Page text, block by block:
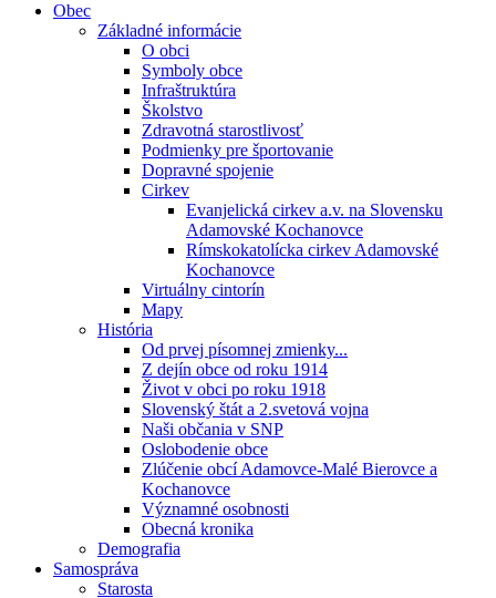
Obec
Základné informácie
O obci
Symboly obce
Infraštruktúra
Školstvo
Zdravotná starostlivosť
Podmienky pre športovanie
Dopravné spojenie
Cirkev
Evanjelická cirkev a.v. na Slovensku
Adamovské Kochanovce
Rímskokatolícka cirkev Adamovské
Kochanovce
Virtuálny cintorín
Mapy
História
Od prvej písomnej zmienky...
Z dejín obce od roku 1914
Život v obci po roku 1918
Slovenský štát a 2.svetová vojna
Naši občania v SNP
Oslobodenie obce
Zlúčenie obcí Adamovce-Malé Bierovce a
Kochanovce
Významné osobnosti
Obecná kronika
Demografia
Samospráva
Starosta